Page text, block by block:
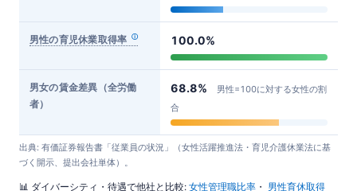
男性の育児休業取得率 100.0%
男女の賃金差異（全労働
者）
68.8%
男性=100に対する女性の割
合
出典: 有価証券報告書「従業員の状況」（女性活躍推進法・育児介護休業法に基
づく開示、提出会社単体）。
📊 ダイバーシティ・待遇で他社と比較: 女性管理職比率 ・ 男性育休取得